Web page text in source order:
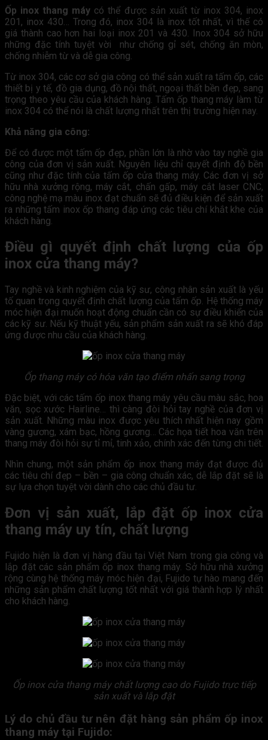
Ốp inox thang máy có thể được sản xuất từ inox 304, inox
201, inox 430… Trong đó, inox 304 là inox tốt nhất, vì thế có
giá thành cao hơn hai loại inox 201 và 430. Inox 304 sở hữu
những đặc tính tuyệt vời như chống gỉ sét, chống ăn mòn,
chống nhiễm từ và dễ gia công.
Từ inox 304, các cơ sở gia công có thể sản xuất ra tấm ốp, các
thiết bị y tế, đồ gia dụng, đồ nội thất, ngoại thất bền đẹp, sang
trọng theo yêu cầu của khách hàng. Tấm ốp thang máy làm từ
inox 304 có thể nói là chất lượng nhất trên thị trường hiện nay.
Khả năng gia công:
Để có được một tấm ốp đẹp, phần lớn là nhờ vào tay nghề gia
công của đơn vị sản xuất. Nguyên liệu chỉ quyết định độ bền
cũng như đặc tính của tấm ốp cửa thang máy. Các đơn vị sở
hữu nhà xưởng rộng, máy cắt, chấn gấp, máy cắt laser CNC,
công nghệ mạ màu inox đạt chuẩn sẽ đủ điều kiện để sản xuất
ra những tấm inox ốp thang đáp ứng các tiêu chí khắt khe của
khách hàng.
Điều gì quyết định chất lượng của ốp
inox cửa thang máy?
Tay nghề và kinh nghiệm của kỹ sư, công nhân sản xuất là yếu
tố quan trọng quyết định chất lượng của tấm ốp. Hệ thống máy
móc hiện đại muốn hoạt động chuẩn cần có sự điều khiển của
các kỹ sư. Nếu kỹ thuật yếu, sản phẩm sản xuất ra sẽ khó đáp
ứng được nhu cầu của khách hàng.
Ốp thang máy có hóa văn tạo điểm nhấn sang trọng
Đặc biệt, với các tấm ốp inox thang máy yêu cầu màu sắc, hoa
văn, sọc xước Hairline… thì càng đòi hỏi tay nghề của đơn vị
sản xuất. Những màu inox được yêu thích nhất hiện nay gồm
vàng gương, xám bạc, hồng gương… Các họa tiết hoa văn trên
thang máy đòi hỏi sự tỉ mỉ, tinh xảo, chính xác đến từng chi tiết.
Nhìn chung, một sản phẩm ốp inox thang máy đạt được đủ
các tiêu chí đẹp – bền – gia công chuẩn xác, dễ lắp đặt sẽ là
sự lựa chọn tuyệt vời dành cho các chủ đầu tư.
Đơn vị sản xuất, lắp đặt ốp inox cửa
thang máy uy tín, chất lượng
Fujido hiện là đơn vị hàng đầu tại Việt Nam trong gia công và
lắp đặt các sản phẩm ốp inox thang máy. Sở hữu nhà xưởng
rộng cùng hệ thống máy móc hiện đại, Fujido tự hào mang đến
những sản phẩm chất lượng tốt nhất với giá thành hợp lý nhất
cho khách hàng.
Ốp inox cửa thang máy chất lượng cao do Fujido trực tiếp
sản xuất và lắp đặt
Lý do chủ đầu tư nên đặt hàng sản phẩm ốp inox
thang máy tại Fujido: